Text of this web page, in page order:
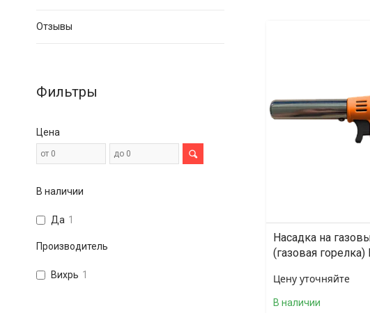
Насадка на
(газовая
Цену уточняйте
В наличии
Отзывы
Фильтры
Цена
В наличии
Да 1
Производитель
Вихрь 1